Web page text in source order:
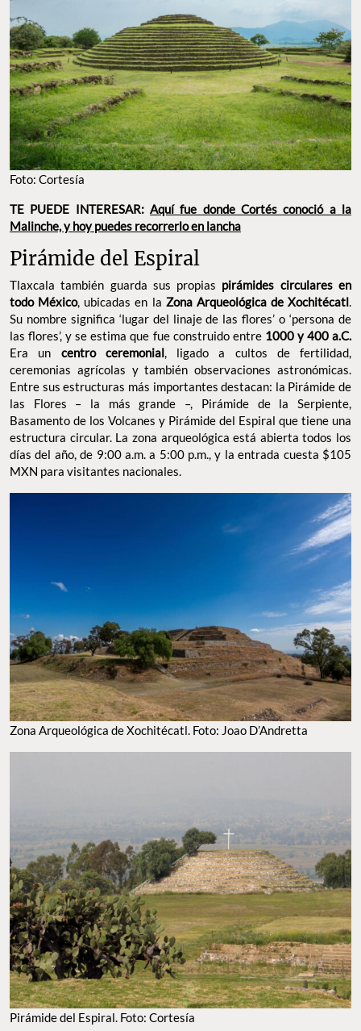
Foto: Cortesía
TE PUEDE INTERESAR: Aquí fue donde Cortés conoció a la
Malinche, y hoy puedes recorrerlo en lancha
Pirámide del Espiral
Tlaxcala también guarda sus propias pirámides circulares en
todo México, ubicadas en la Zona Arqueológica de Xochitécatl.
Su nombre significa ‘lugar del linaje de las flores’ o ‘persona de
las flores’, y se estima que fue construido entre 1000 y 400 a.C.
Era un centro ceremonial, ligado a cultos de fertilidad,
ceremonias agrícolas y también observaciones astronómicas.
Entre sus estructuras más importantes destacan: la Pirámide de
las Flores – la más grande –, Pirámide de la Serpiente,
Basamento de los Volcanes y Pirámide del Espiral que tiene una
estructura circular. La zona arqueológica está abierta todos los
días del año, de 9:00 a.m. a 5:00 p.m., y la entrada cuesta $105
MXN para visitantes nacionales.
Zona Arqueológica de Xochitécatl. Foto: Joao D’Andretta
Pirámide del Espiral. Foto: Cortesía